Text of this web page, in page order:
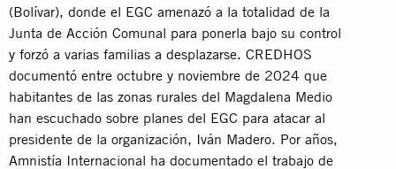
(Bolívar), donde el EGC amenazó a la totalidad de la
Junta de Acción Comunal para ponerla bajo su control
y forzó a varias familias a desplazarse. CREDHOS
documentó entre octubre y noviembre de 2024 que
habitantes de las zonas rurales del Magdalena Medio
han escuchado sobre planes del EGC para atacar al
presidente de la organización, Iván Madero. Por años,
Amnistía Internacional ha documentado el trabajo de